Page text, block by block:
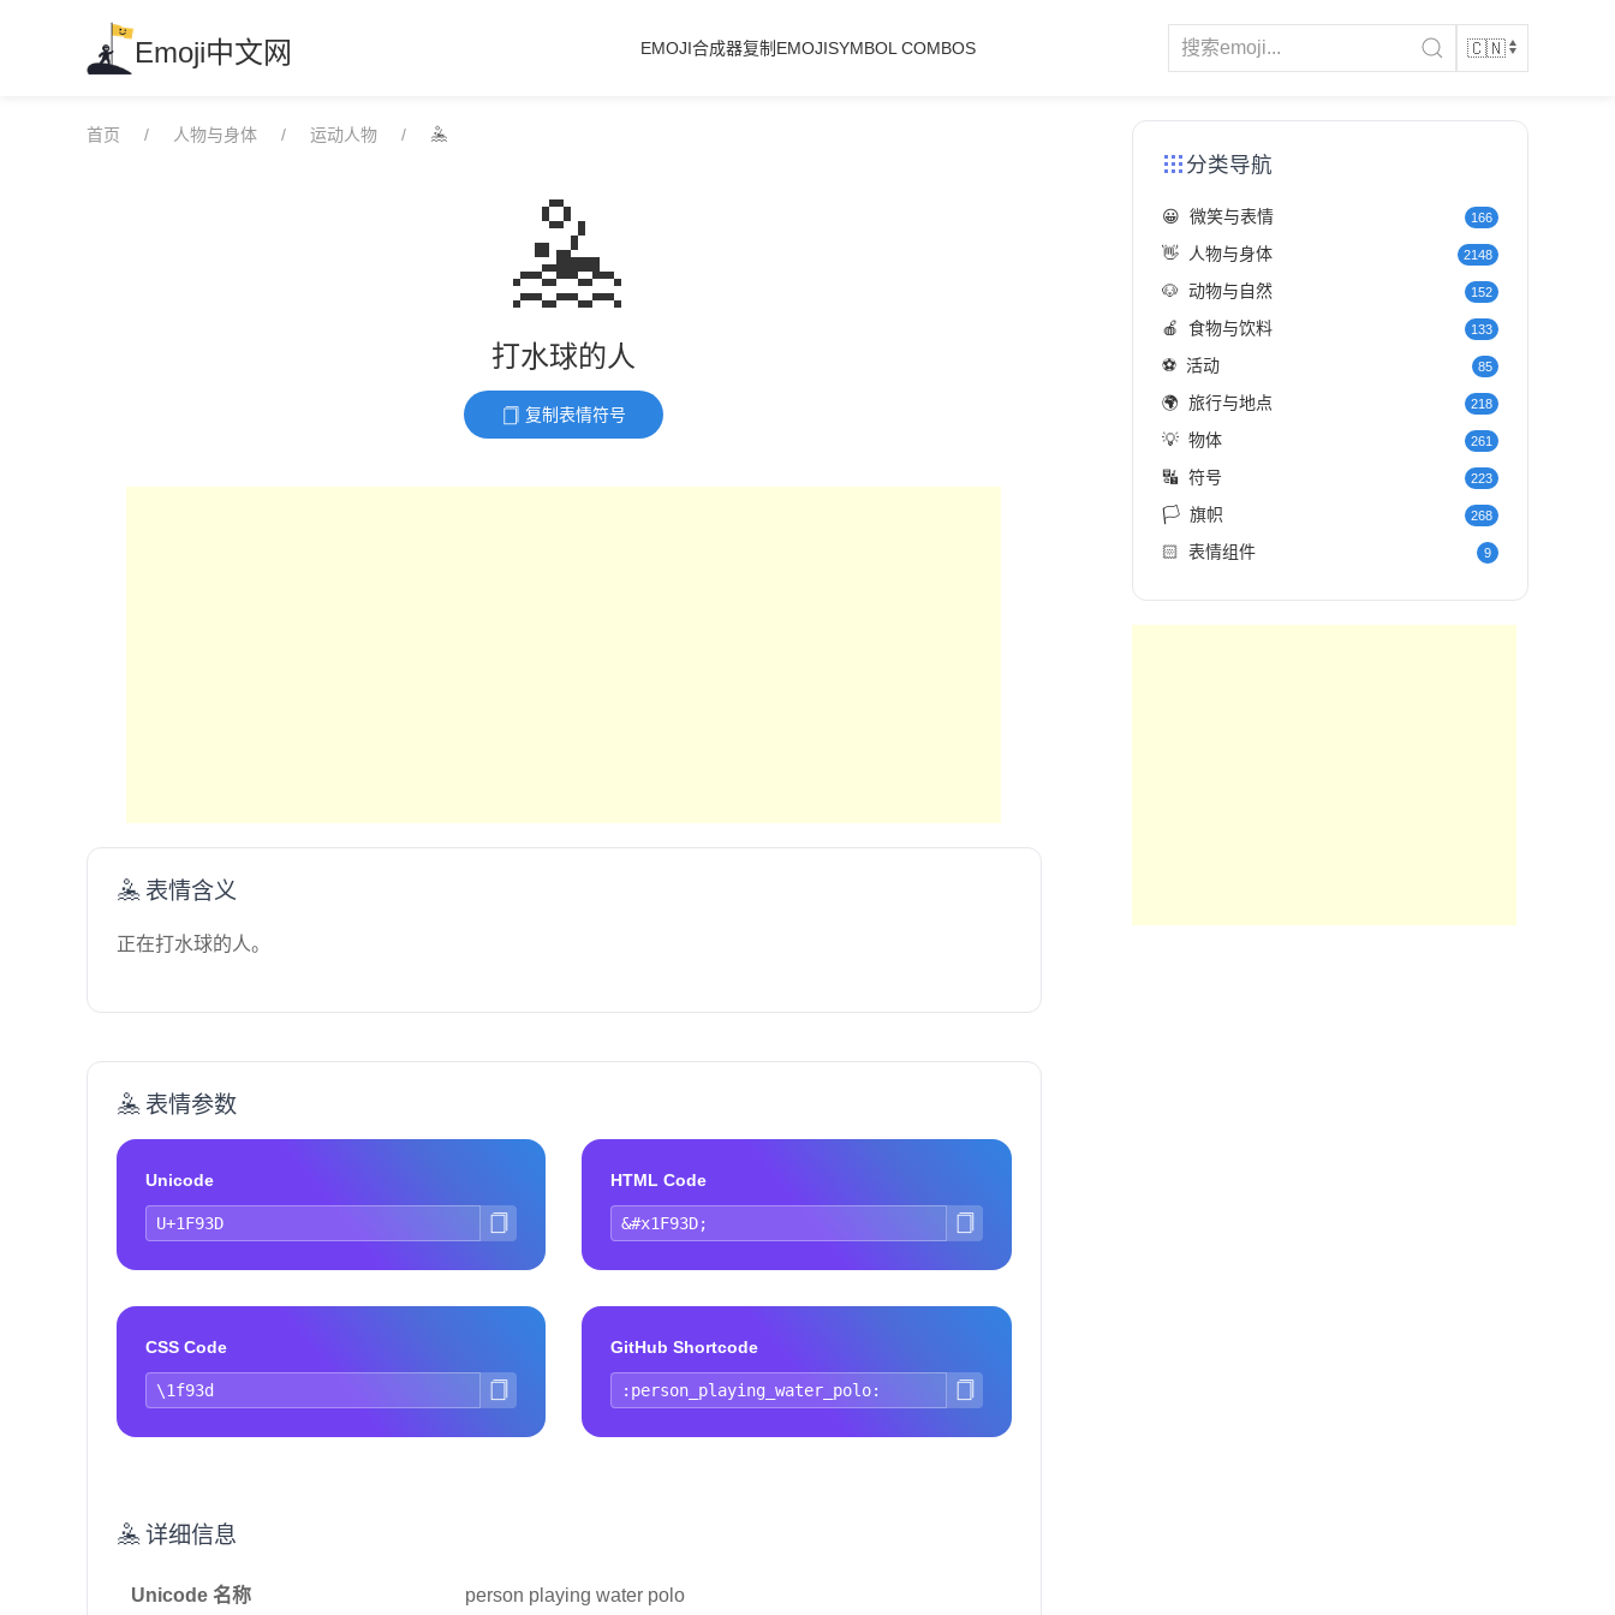
Emoji中文网 EMOJI合成器复制EMOJISYMBOL COMBOS
首页 人物与身体 运动人物 🤽
🤽
打水球的人
复制表情符号
🤽 表情含义
正在打水球的人。
🤽 表情参数
Unicode HTML Code
CSS Code GitHub Shortcode
🤽 详细信息
Unicode 名称 person playing water polo
分类导航
😀 微笑与表情 166
👋 人物与身体 2148
🐶 动物与自然 152
🍎 食物与饮料 133
⚽ 活动 85
🌍 旅行与地点 218
💡 物体 261
🔣 符号 223
🏳️ 旗帜 268
🏻 表情组件 9